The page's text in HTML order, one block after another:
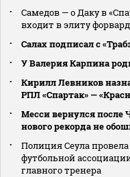
Самедов — о Даку в
входит в элиту
Салах подписал с
У Валерия Карпина
Кирилл Левников
РПЛ «Спартак» —
Месси вернулся после
нового рекорда не
Полиция Сеула
футбольной
главного тренера